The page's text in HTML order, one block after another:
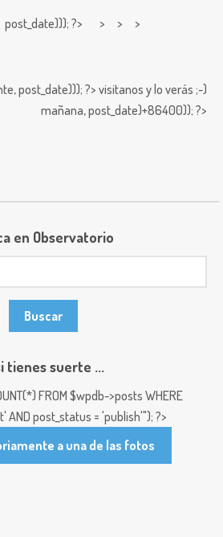
post_date))); ?> > > >
post_date))); ?> visitanos y lo verás ;-)
mañana,post_date)+86400)); ?>
en Observatorio
tienes suerte ...
FROM $wpdb->posts WHERE
AND post_status = 'publish'"); ?>
a una de las fotos